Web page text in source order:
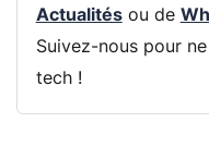
Actualitésou de
Suivez-nous pour
tech !